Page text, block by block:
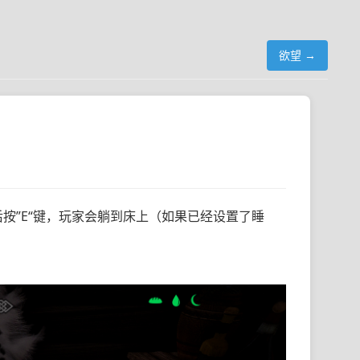
欲望 →
”E“键，玩家会躺到床上（如果已经设置了睡